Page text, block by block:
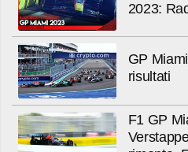
2023:
GP
risultati
F1 GP